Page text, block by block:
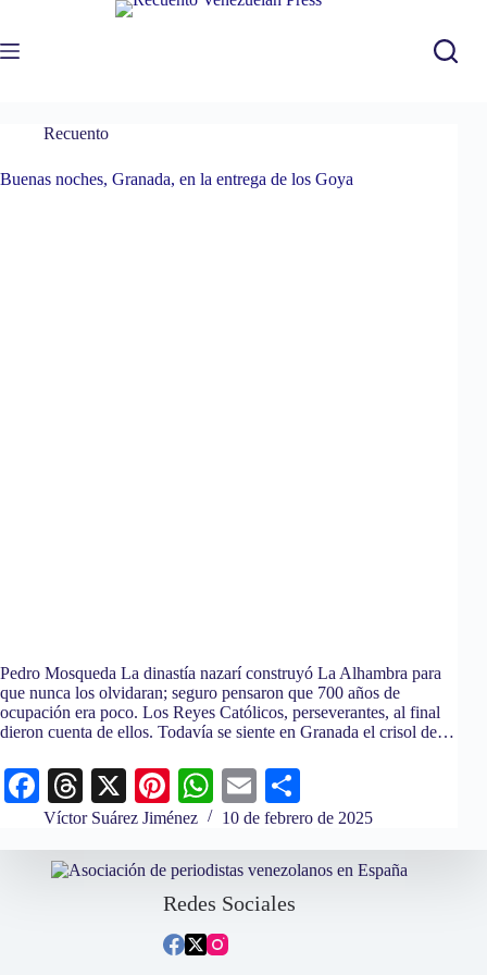
contenido
Recuento
Buenas noches, Granada, en la entrega de los Goya
Pedro Mosqueda La dinastía nazarí construyó La Alhambra para
que nunca los olvidaran; seguro pensaron que 700 años de
ocupación era poco. Los Reyes Católicos, perseverantes, al final
dieron cuenta de ellos. Todavía se siente en Granada el crisol de…
Fa
ce
bo
ok
T
hr
ea
X
Pi
nt
er
es
t
W
ha
ts
A
pp
E
m
ail
o
m
Víctor Suárez Jiménez 10 de febrero de 2025
Redes Sociales